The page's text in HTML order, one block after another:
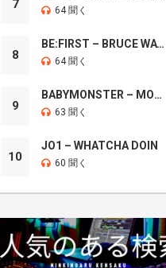
7 64 聞く
8
BE:FIRST – BRUCE WAYNE
64 聞く
9
BABYMONSTER – MOON
63 聞く
10
JO1 – WHATCHA DOIN
60 聞く